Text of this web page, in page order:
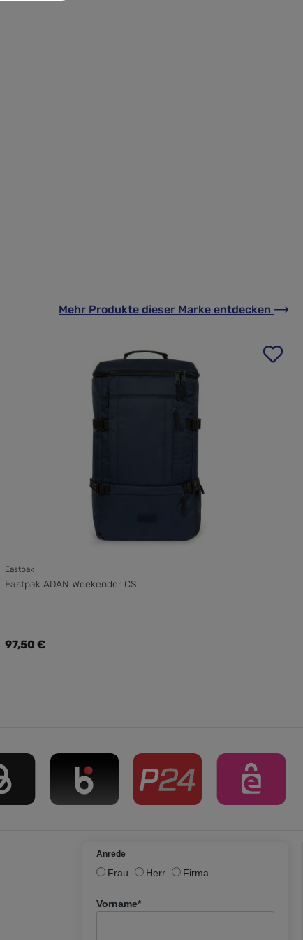
Mehr Produkte dieser Marke entdecken
Eastpak
Eastpak ADAN Weekender CS
Regulärer Preis:
97,50 €
Anrede
Frau Herr Firma
Vorname*